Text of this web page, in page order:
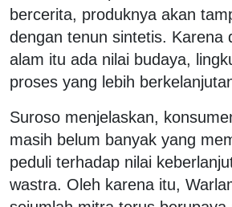
bercerita, produknya akan
dengan tenun sintetis. Karena
alam itu ada nilai budaya,
proses yang lebih
Suroso menjelaskan,
masih belum banyak yang
peduli terhadap nilai
wastra. Oleh karena itu,